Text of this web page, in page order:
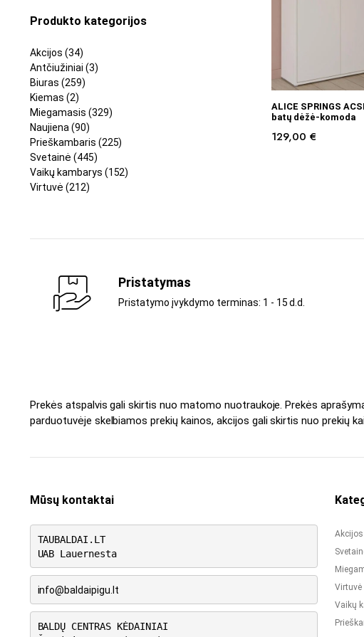
Į
ALICE SPRINGS
batų dėžė-komoda
129,00 €
Produkto kategorijos
Akcijos (34)
Antčiužiniai (3)
Biuras (259)
Kiemas (2)
Miegamasis (329)
Naujiena (90)
Prieškambaris (225)
Svetainė (445)
Vaikų kambarys (152)
Virtuvė (212)
Pristatymas
Pristatymo įvykdymo terminas: 1 - 15 d.d.
Prekės atspalvis gali skirtis nuo matomo nuotraukoje. Prekės
parduotuvėje skelbiamos prekių kainos, akcijos gali skirtis nuo prekių
Mūsų kontaktai
TAUBALDAI.LT
UAB Lauernesta
info@baldaipigu.lt
BALDŲ CENTRAS KĖDAINIAI
Akcijos
Virtuvė
Vaikų